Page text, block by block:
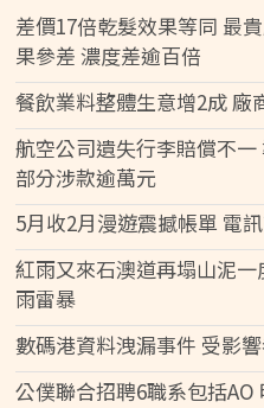
差價17倍乾髮效果等同 最
果參差 濃度差逾百倍
餐飲業料整體生意增2成 廠
航空公司遺失行李賠償不
部分涉款逾萬元
5月收2月漫遊震撼帳單 電
紅雨又來石澳道再塌山泥
雨雷暴
數碼港資料洩漏事件 受影
公僕聯合招聘6職系包括